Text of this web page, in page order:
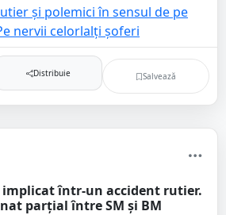
Distribuie Salvează
implicat într-un accident rutier.
parțial între SM și BM